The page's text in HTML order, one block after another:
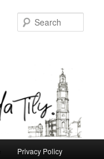
Privacy Policy